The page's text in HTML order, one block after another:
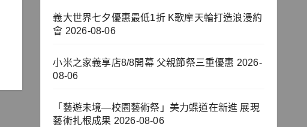
義大世界七夕優惠最低1折 K歌摩天輪打造浪漫約
會 2026-08-06
小米之家義享店8/8開幕 父親節祭三重優惠 2026-
08-06
「藝遊未境—校園藝術祭」美力蝶道在新進 展現
藝術扎根成果 2026-08-06